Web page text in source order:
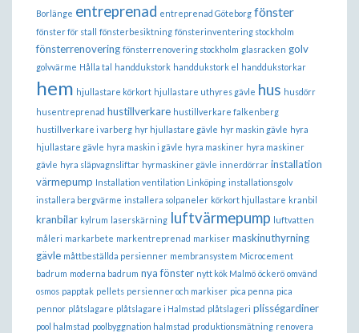
Borlänge entreprenad entreprenad Göteborg fönster
fönster för stall fönsterbesiktning fönsterinventering stockholm
fönsterrenovering fönsterrenovering stockholm glasracken golv
golvvärme Hålla tal handdukstork handdukstork el handdukstorkar
hem hjullastare körkort hjullastare uthyres gävle hus husdörr
husentreprenad hustillverkare hustillverkare falkenberg
hustillverkare i varberg hyr hjullastare gävle hyr maskin gävle hyra
hjullastare gävle hyra maskin i gävle hyra maskiner hyra maskiner
gävle hyra släpvagnsliftar hyrmaskiner gävle innerdörrar installation
värmepump Installation ventilation Linköping installationsgolv
installera bergvärme installera solpaneler körkort hjullastare kranbil
kranbilar kylrum laserskärning luftvärmepump
luftvatten
måleri markarbete markentreprenad markiser maskinuthyrning
gävle måttbeställda persienner membransystem Microcement
badrum moderna badrum nya fönster nytt kök Malmö öckerö omvänd
osmos papptak pellets persienner och markiser pica penna pica
pennor plåtslagare plåtslagare i Halmstad plåtslageri plisségardiner
pool halmstad poolbyggnation halmstad produktionsmätning renovera